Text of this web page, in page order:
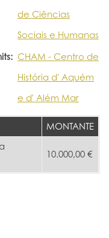
de Ciências
Sociais e Humanas
CHAM - Centro de
História d' Aquém
e d' Além Mar
MONTANTE
10.000,00 €